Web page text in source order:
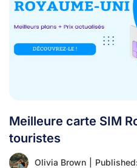
Meilleure carte SIM
touristes
Olivia Brown